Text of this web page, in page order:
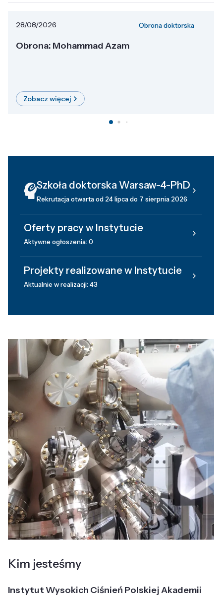
28/08/2026 Obrona doktorska
Obrona: Mohammad Azam
Zobacz więcej
Szkoła doktorska Warsaw-4-PhD
Rekrutacja otwarta od 24 lipca do 7 sierpnia 2026
Oferty pracy w Instytucie
Aktywne ogłoszenia: 0
Projekty realizowane w Instytucie
Aktualnie w realizacji: 43
Kim jesteśmy
Instytut Wysokich Ciśnień Polskiej Akademii